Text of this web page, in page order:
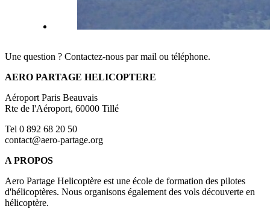
Une question ? Contactez-nous par mail ou téléphone.
AERO PARTAGE HELICOPTERE
Aéroport Paris Beauvais
Rte de l'Aéroport, 60000 Tillé
Tel 0 892 68 20 50
contact@aero-partage.org
A PROPOS
Aero Partage Helicoptère est une école de formation des pilotes
d'hélicoptères. Nous organisons également des vols découverte en
hélicoptère.